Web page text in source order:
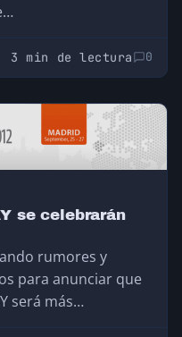
3 min de lectura 0
se celebrarán
rumores y
para anunciar que
será más